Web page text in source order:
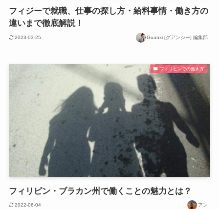
フィジーで就職、仕事の探し方・給料事情・働き方の
違いまで徹底解説！
2023-03-25 Guanxi [グアンシー] 編集部
フィリピンでの働き方
フィリピン・ブラカン州で働くことの魅力とは？
2022-06-04 アン